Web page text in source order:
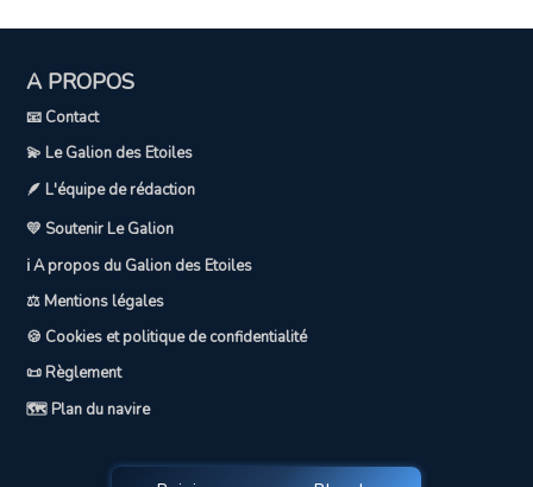
A PROPOS
📧 Contact
💫 Le Galion des Etoiles
🪶 L'équipe de rédaction
💛 Soutenir Le Galion
ℹ️ A propos du Galion des Etoiles
⚖️ Mentions légales
🍪 Cookies et politique de confidentialité
📜 Règlement
🗺️ Plan du navire